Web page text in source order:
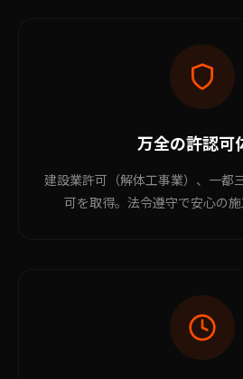
万全の許認可
建設業許可（解体工事業）、一都
可を取得。法令遵守で安心の施